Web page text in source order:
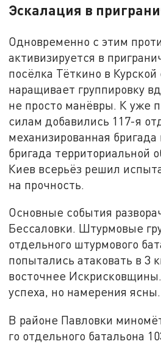
Эскалация в
Одновременно с этим
активизируется в
посёлка Тёткино в Курской
наращивает группировку
не просто манёвры. К уже
силам добавились 117-я
механизированная
бригада территориальной
Киев всерьёз решил
на прочность.
Основные события
Бессаловки. Штурмовые
отдельного штурмового
попытались атаковать в 3
восточнее
успеха, но намерения ясны.
В районе Павловки
го отдельного батальона